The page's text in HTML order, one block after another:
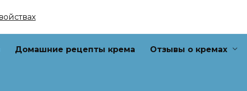
Домашние рецепты крема Отзывы о кремах